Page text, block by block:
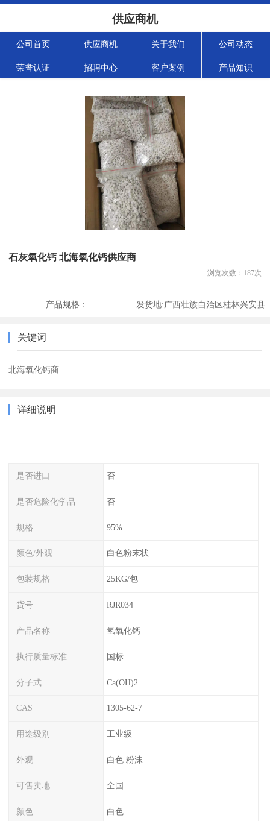
供应商机
公司首页 供应商机 关于我们 公司动态
荣誉认证 招聘中心 客户案例 产品知识
石灰氧化钙 北海氧化钙供应商
浏览次数： 187次
产品规格： 发货地:广西壮族自治区桂林兴安县
关键词
北海氧化钙商
详细说明
是否进口 否
是否危险化学品 否
规格 95%
颜色/外观 白色粉末状
包装规格 25KG/包
货号 RJR034
产品名称 氢氧化钙
执行质量标准 国标
分子式 Ca(OH)2
CAS 1305-62-7
用途级别 工业级
外观 白色 粉沫
可售卖地 全国
颜色 白色